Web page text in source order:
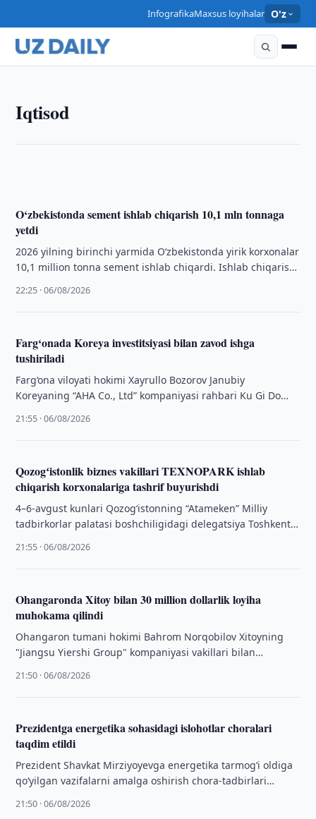
InfografikaMaxsus loyihalar O'z
Iqtisod
Farg‘ona yo‘nalishida parvozlarni yo‘lga qo‘yish
masalasini muhokama qildi
O‘zbekistonda sement ishlab chiqarish 10,1 mln tonnaga
yetdi
2026 yilning birinchi yarmida O‘zbekistonda yirik korxonalar
10,1 million tonna sement ishlab chiqardi. Ishlab chiqarish
22:25 · 06/08/2026
Farg‘onada Koreya investitsiyasi bilan zavod ishga
tushiriladi
Farg‘ona viloyati hokimi Xayrullo Bozorov Janubiy
Koreyaning “AHA Co., Ltd” kompaniyasi rahbari Ku Gi Do
21:55 · 06/08/2026
Qozogʻistonlik biznes vakillari TEXNOPARK ishlab
chiqarish korxonalariga tashrif buyurishdi
4–6-avgust kunlari Qozogʻistonning “Atameken” Milliy
tadbirkorlar palatasi boshchiligidagi delegatsiya Toshkent
21:55 · 06/08/2026
Ohangaronda Xitoy bilan 30 million dollarlik loyiha
muhokama qilindi
Ohangaron tumani hokimi Bahrom Norqobilov Xitoyning
"Jiangsu Yiershi Group" kompaniyasi vakillari bilan
amalga oshirish …
21:50 · 06/08/2026
Prezidentga energetika sohasidagi islohotlar choralari
taqdim etildi
Prezident Shavkat Mirziyoyevga energetika tarmogʻi oldiga
qoʻyilgan vazifalarni amalga oshirish chora-tadbirlari
21:50 · 06/08/2026